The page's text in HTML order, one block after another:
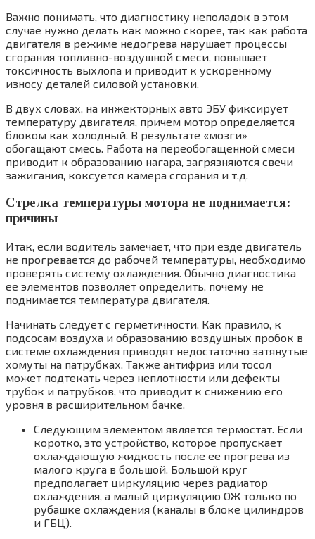
Важно понимать, что диагностику неполадок в этом
случае нужно делать как можно скорее, так как работа
двигателя в режиме недогрева нарушает процессы
сгорания топливно-воздушной смеси, повышает
токсичность выхлопа и приводит к ускоренному
износу деталей силовой установки.
В двух словах, на инжекторных авто ЭБУ фиксирует
температуру двигателя, причем мотор определяется
блоком как холодный. В результате «мозги»
обогащают смесь. Работа на переобогащенной смеси
приводит к образованию нагара, загрязняются свечи
зажигания, коксуется камера сгорания и т.д.
Стрелка температуры мотора не поднимается:
причины
Итак, если водитель замечает, что при езде двигатель
не прогревается до рабочей температуры, необходимо
проверять систему охлаждения. Обычно диагностика
ее элементов позволяет определить, почему не
поднимается температура двигателя.
Начинать следует с герметичности. Как правило, к
подсосам воздуха и образованию воздушных пробок в
системе охлаждения приводят недостаточно затянутые
хомуты на патрубках. Также антифриз или тосол
может подтекать через неплотности или дефекты
трубок и патрубков, что приводит к снижению его
уровня в расширительном бачке.
Следующим элементом является термостат. Если
коротко, это устройство, которое пропускает
охлаждающую жидкость после ее прогрева из
малого круга в большой. Большой круг
предполагает циркуляцию через радиатор
охлаждения, а малый циркуляцию ОЖ только по
рубашке охлаждения (каналы в блоке цилиндров
и ГБЦ).